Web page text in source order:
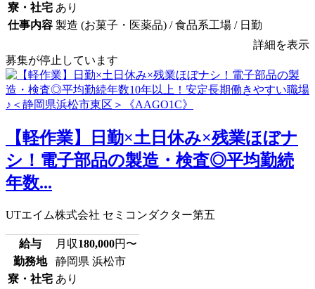
寮・社宅 あり
仕事内容 製造 (お菓子・医薬品) / 食品系工場 / 日勤
詳細を表示
募集が停止しています
【軽作業】日勤×土日休み×残業ほぼナ
シ！電子部品の製造・検査◎平均勤続
年数...
UTエイム株式会社 セミコンダクター第五
給与 月収180,000円〜
勤務地
静岡県 浜松市
寮・社宅 あり